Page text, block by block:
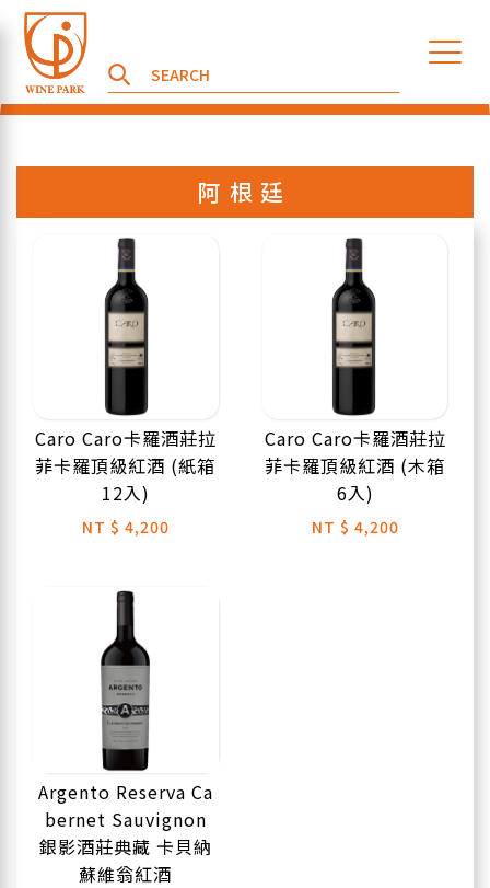
阿根廷
Caro Caro卡羅酒莊拉
菲卡羅頂級紅酒 (紙箱
12入)
NT $ 4,200
Caro Caro卡羅酒莊拉
菲卡羅頂級紅酒 (木箱
6入)
NT $ 4,200
Argento Reserva Ca
bernet Sauvignon
銀影酒莊典藏 卡貝納
蘇維翁紅酒